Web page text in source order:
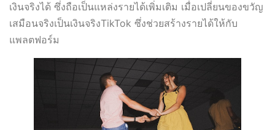
เงินจริงได้ ซึ่งถือเป็นแหล่งรายได้เพิ่มเติม เมื่อเปลี่ยนของขวัญ
เสมือนจริงเป็นเงินจริงTikTok ซึ่งช่วยสร้างรายได้ให้กับ
แพลตฟอร์ม